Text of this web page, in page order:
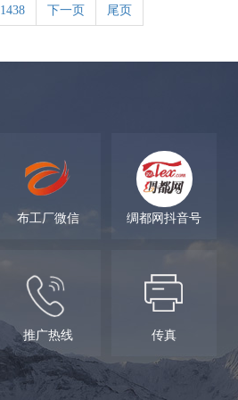
1438 下一页 尾页
布工厂微信 绸都网抖音号
推广热线 传真